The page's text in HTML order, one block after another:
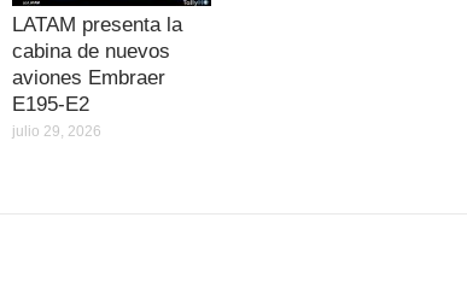
LATAM presenta la
cabina de nuevos
aviones Embraer
E195-E2
julio 29, 2026